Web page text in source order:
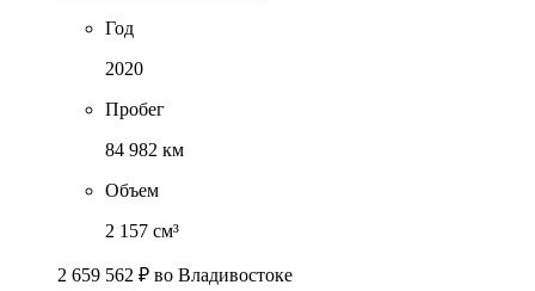
Год
2020
Пробег
84 982 км
Объем
2 157 см³
2 659 562 ₽ во Владивостоке